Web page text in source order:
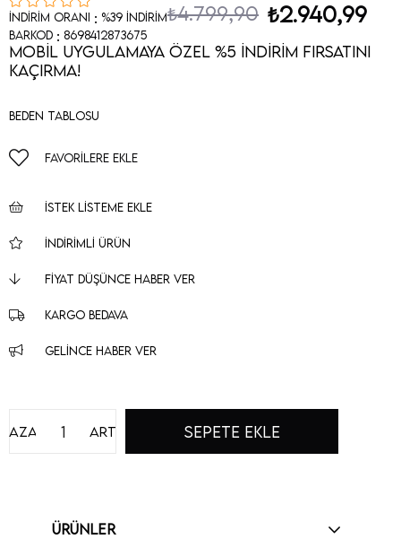
İndirim Oranı : %39 İndirim₺4.799,90 ₺2.940,99
Barkod : 8698412873675
MOBİL UYGULAMAYA ÖZEL %5 İNDİRİM FIRSATINI
KAÇIRMA!
Beden Tablosu
FAVORILERE EKLE
İSTEK LISTEME EKLE
İNDIRIMLI ÜRÜN
FIYAT DÜŞÜNCE HABER VER
KARGO BEDAVA
GELINCE HABER VER
Artır
Azalt
ÜRÜNLER